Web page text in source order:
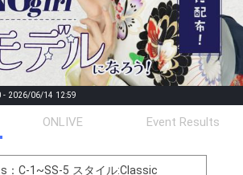
- 2026/06/14 12:59
List of Goal
number of
positions
Rema
Event Begins!
ONLIVE Event Results
：C-1~SS-5 スタイル:Classic